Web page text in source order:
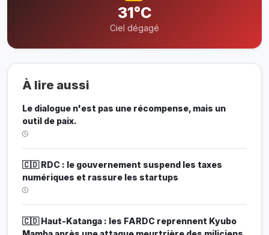
31°C
Ciel dégagé
À lire aussi
Le dialogue n'est pas une récompense, mais un
outil de paix.
🇨🇩 RDC : le gouvernement suspend les taxes
numériques et rassure les startups
🇨🇩 Haut-Katanga : les FARDC reprennent Kyubo